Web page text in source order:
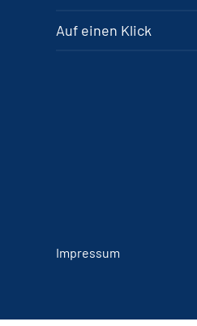
Auf einen Klick
Impressum